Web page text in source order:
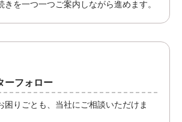
きを一つ一つご案内しながら進めます。
ーフォロー
困りごとも、当社にご相談いただけま